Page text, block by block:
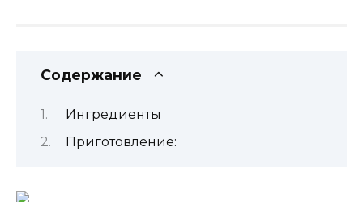
Содержание
Ингредиенты
Приготовление: